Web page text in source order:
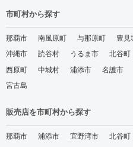
市町村から探す
那覇市 南風原町 与那原町 豊見
沖縄市
読谷村 うるま市 北谷町
西原町
中城村 浦添市 名護市
宮古島
販売店を市町村から探す
那覇市 浦添市 宜野湾市 北谷町